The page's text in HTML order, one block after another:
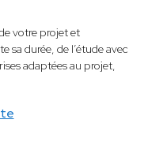
votre projet et
sa durée, de l’étude avec
adaptées au projet,